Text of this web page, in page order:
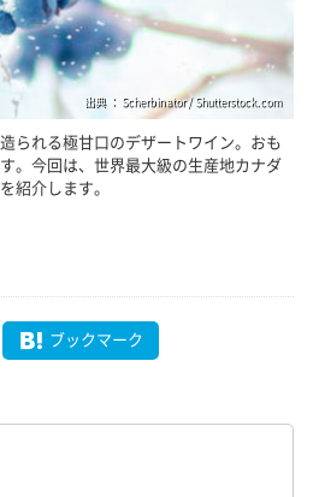
出典 ： Scherbinator / Shutterstock.com
られる極甘口のデザートワイン。おも
。今回は、世界最大級の生産地カナダ
紹介します。
ブックマーク